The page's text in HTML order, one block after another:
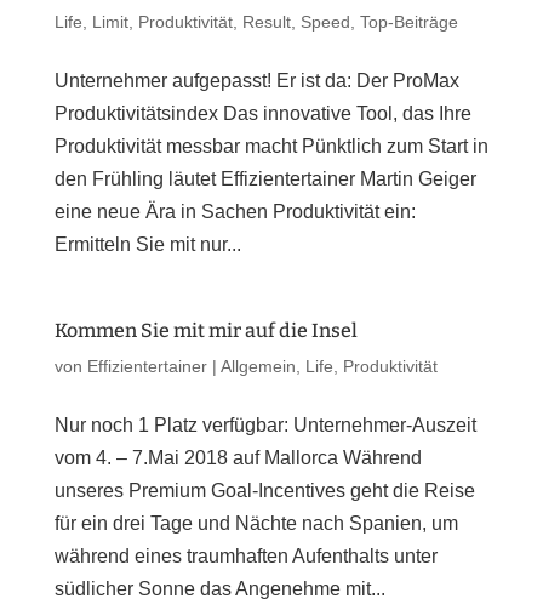
Life
Limit, Produktivität, Result, Speed Top-Beiträge
Unternehmer aufgepasst! Er ist da: Der ProMax
Produktivitätsindex Das innovative Tool, das Ihre
Produktivität messbar macht Pünktlich zum Start in
den Frühling läutet Effizientertainer Martin Geiger
eine neue Ära in Sachen Produktivität ein:
Ermitteln Sie mit nur...
Kommen Sie mit mir auf die Insel
von Effizientertainer| Allgemein Life Produktivität
Nur noch 1 Platz verfügbar: Unternehmer-Auszeit
vom 4. – 7.Mai 2018 auf Mallorca Während
unseres Premium Goal-Incentives geht die Reise
für ein drei Tage und Nächte nach Spanien, um
während eines traumhaften Aufenthalts unter
südlicher Sonne das Angenehme mit...